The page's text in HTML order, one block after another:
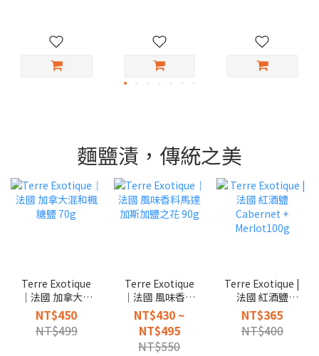
麵鹽漬，傳統之美
Terre Exotique
｜法國 加拿大混
和楓糖鹽 70g
NT$450
NT$499
Terre Exotique
｜法國 風味香料
馬達加斯加鹽之
花 90g
NT$430 ~
NT$495
NT$550
Terre Exotique |
法國 紅酒鹽
Cabernet +
Merlot100g
NT$365
NT$400